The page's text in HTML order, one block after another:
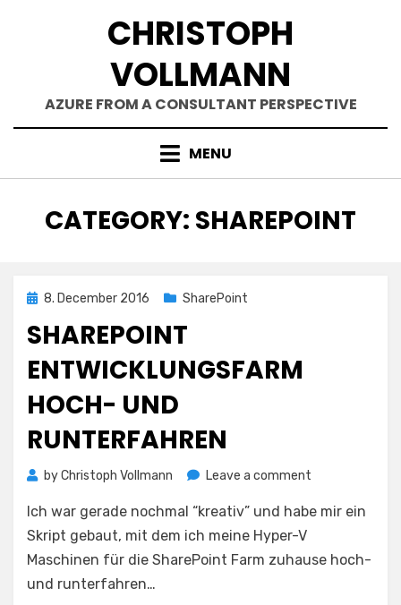
CHRISTOPH
VOLLMANN
AZURE FROM A CONSULTANT PERSPECTIVE
MENU
CATEGORY: SHAREPOINT
Posted
8. December 2016 SharePoint
SHAREPOINT
ENTWICKLUNGSFARM
HOCH- UND
RUNTERFAHREN
byChristoph Vollmann Leave a comment
und
Ich war gerade nochmal “kreativ” und habe mir ein
Skript gebaut, mit dem ich meine Hyper-V
Maschinen für die SharePoint Farm zuhause hoch-
und runterfahren…